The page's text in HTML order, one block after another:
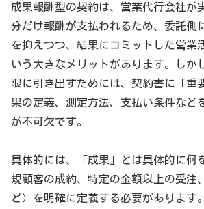
成果報酬型の契約は、営業代行会社が
分だけ報酬が支払われるため、委託側
を抑えつつ、結果にコミットした営業
いう大きなメリットがあります。しか
限に引き出すためには、契約書に「重
果の定義、測定方法、支払い条件など
が不可欠です。
具体的には、「成果」とは具体的に何
規顧客の成約、特定の金額以上の受注
ど）を明確に定義する必要があります